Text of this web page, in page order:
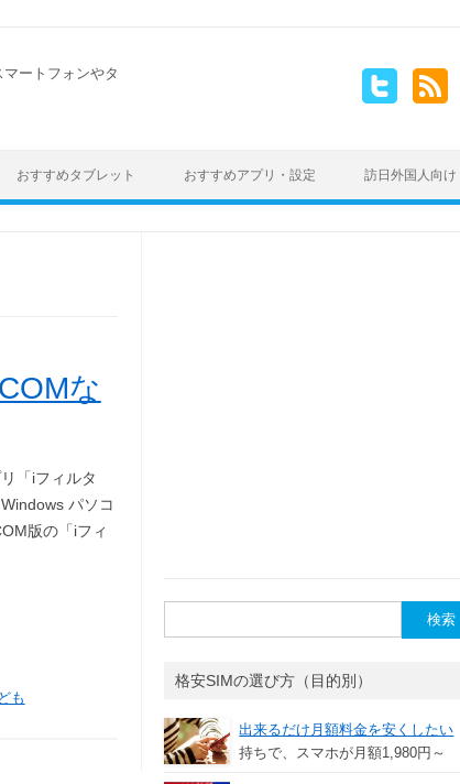
ートフォンやタ
おすすめタブレット おすすめアプリ・設定 訪日外国人向け
な
「iフィルタ
パソコ
版の「iフィ
も
索:
格安SIMの選び方（目的別）
出来るだけ月額料金を安くしたい
持ちで、スマホが月額1,980円～